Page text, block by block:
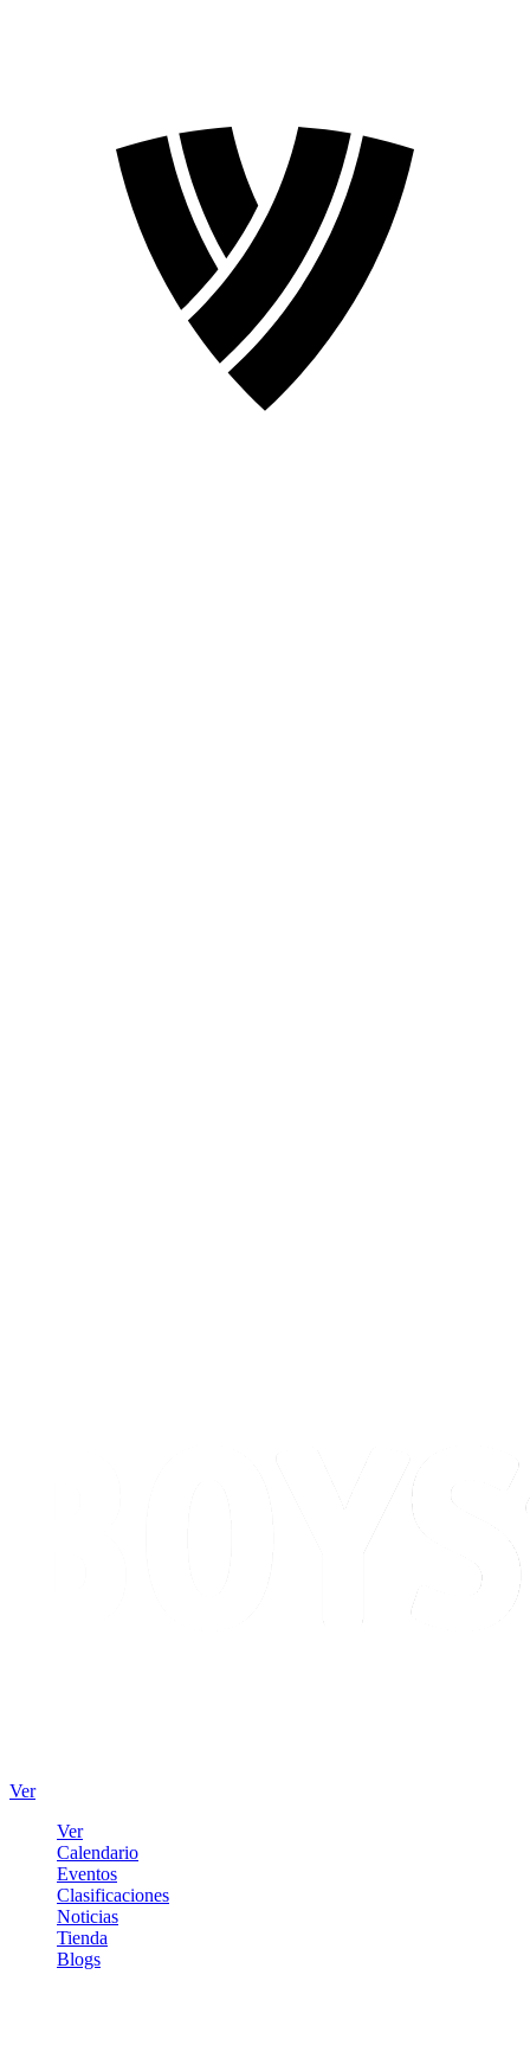
Ver
Ver
Calendario
Eventos
Clasificaciones
Noticias
Tienda
Blogs